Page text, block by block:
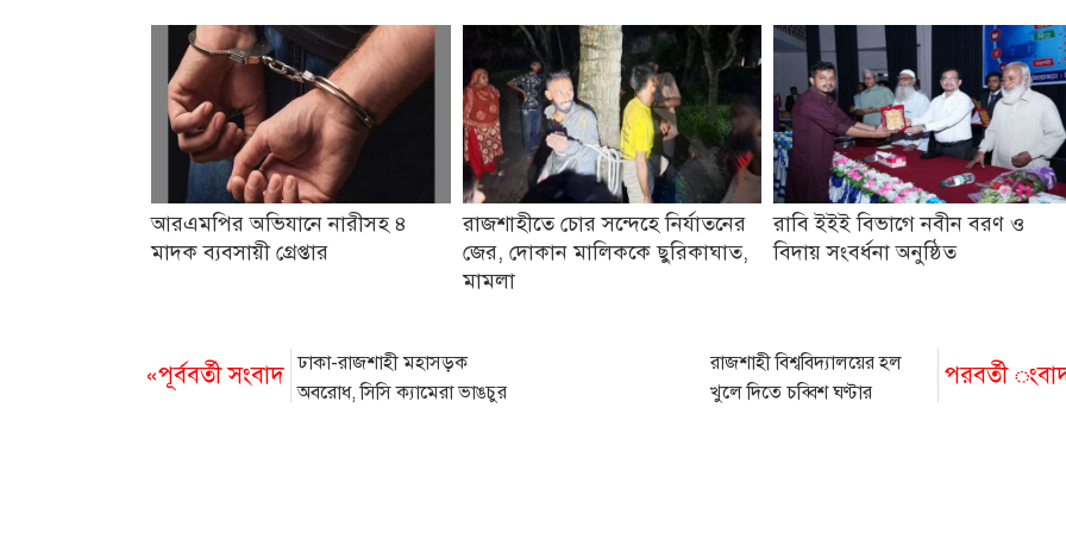
আরএমপির অভিযানে নারীসহ ৪
মাদক ব্যবসায়ী গ্রেপ্তার
রাজশাহীতে চোর সন্দেহে নির্যাতনের
জের, দোকান মালিককে ছুরিকাঘাত,
মামলা
রাবি ইইই বিভাগে নবীন বরণ ও
বিদায় সংবর্ধনা অনুষ্ঠিত
«পূর্ববর্তী সংবাদ ঢাকা-রাজশাহী মহাসড়ক
অবরোধ, সিসি ক্যামেরা ভাঙচুর
পরবর্তী
রাজশাহী বিশ্ববিদ্যালয়ের হল
খুলে দিতে চব্বিশ ঘণ্টার